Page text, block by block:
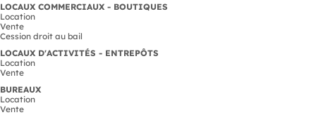
LOCAUX COMMERCIAUX - BOUTIQUES
Location
Vente
Cession droit au bail
LOCAUX D'ACTIVITÉS - ENTREPÔTS
Location
Vente
BUREAUX
Location
Vente